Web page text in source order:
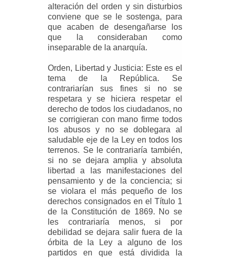
alteración del orden y sin disturbios
conviene que se le sostenga, para
que acaben de desengañarse los
que la consideraban como
inseparable de la anarquía.
Orden, Libertad y Justicia: Este es el
tema de la República. Se
contrariarían sus fines si no se
respetara y se hiciera respetar el
derecho de todos los ciudadanos, no
se corrigieran con mano firme todos
los abusos y no se doblegara al
saludable eje de la Ley en todos los
terrenos. Se le contrariaría también,
si no se dejara amplia y absoluta
libertad a las manifestaciones del
pensamiento y de la conciencia; si
se violara el más pequeño de los
derechos consignados en el Título 1
de la Constitución de 1869. No se
les contrariaría menos, si por
debilidad se dejara salir fuera de la
órbita de la Ley a alguno de los
partidos en que está dividida la